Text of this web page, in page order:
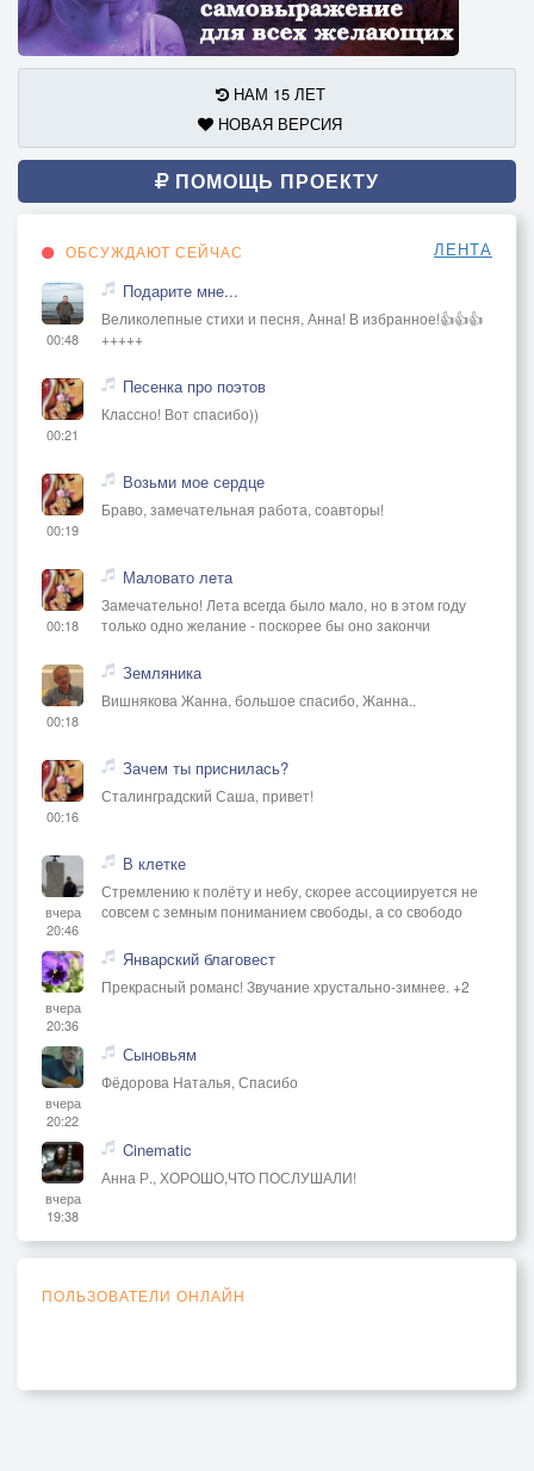
НАМ 15 ЛЕТ
НОВАЯ ВЕРСИЯ
ПОМОЩЬ ПРОЕКТУ
ОБСУЖДАЮТ СЕЙЧАС ЛЕНТА
00:48
Подарите мне...
Великолепные стихи и песня, Анна! В избранное!👍👍👍
+++++
00:21
Песенка про поэтов
Классно! Вот спасибо))
00:19
Возьми мое сердце
Браво, замечательная работа, соавторы!
00:18
Маловато лета
Замечательно! Лета всегда было мало, но в этом году
только одно желание - поскорее бы оно закончи
00:18
Земляника
Вишнякова Жанна, большое спасибо, Жанна..
00:16
Зачем ты приснилась?
Сталинградский Саша, привет!
вчера
20:46
В клетке
Стремлению к полёту и небу, скорее ассоциируется не
совсем с земным пониманием свободы, а со свободо
вчера
20:36
Январский благовест
Прекрасный романс! Звучание хрустально-зимнее. +2
вчера
20:22
Сыновьям
Фёдорова Наталья, Спасибо
вчера
19:38
Cinematic
Анна Р., ХОРОШО,ЧТО ПОСЛУШАЛИ!
ПОЛЬЗОВАТЕЛИ ОНЛАЙН